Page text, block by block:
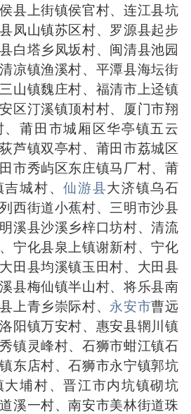
县上街镇侯官村、连江县坑
凤山镇苏区村、罗源县起步
白塔乡凤坂村、闽清县池园
凉镇渔溪村、平潭县海坛街
三山镇魏庄村、福清市上迳镇
区汀溪镇顶村村、厦门市翔
莆田市城厢区华亭镇五云
芦镇双亭村、莆田市荔城区
市秀屿区东庄镇马厂村、莆
吉城村、仙游县大济镇乌石
西街道小蕉村、三明市沙县
溪县沙溪乡梓口坊村、清流
宁化县泉上镇谢新村、宁化
田县均溪镇玉田村、大田县
县梅仙镇半山村、将乐县南
上青乡崇际村、 永安市曹远
阳镇万安村、惠安县辋川镇
镇灵峰村、石狮市蚶江镇石
东店村、石狮市永宁镇郭坑
大埔村、晋江市内坑镇砌坑
溪一村、南安市美林街道珠